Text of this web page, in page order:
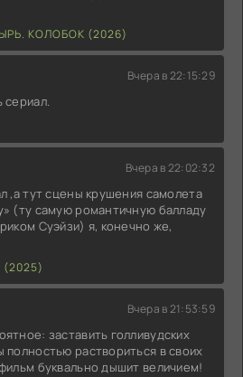
КОЛОБОК (2026)
Вчера в 22:15:29
сериал.
Вчера в 22:02:32
,а тут сцены крушения самолета
(ту самую романтичную балладу
Суэйзи) я, конечно же,
Вчера в 21:53:59
заставить голливудских
полностью раствориться в своих
буквально дышит величием!